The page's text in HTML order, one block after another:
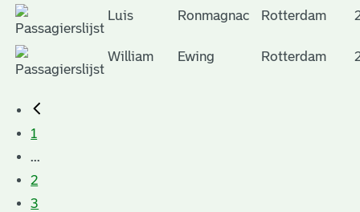
Luis Ronmagnac Rotterdam
William Ewing Rotterdam
1
...
2
3